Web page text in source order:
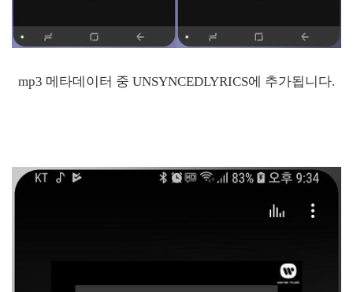
mp3 메타데이터 중 UNSYNCEDLYRICS에 추가됩니다.